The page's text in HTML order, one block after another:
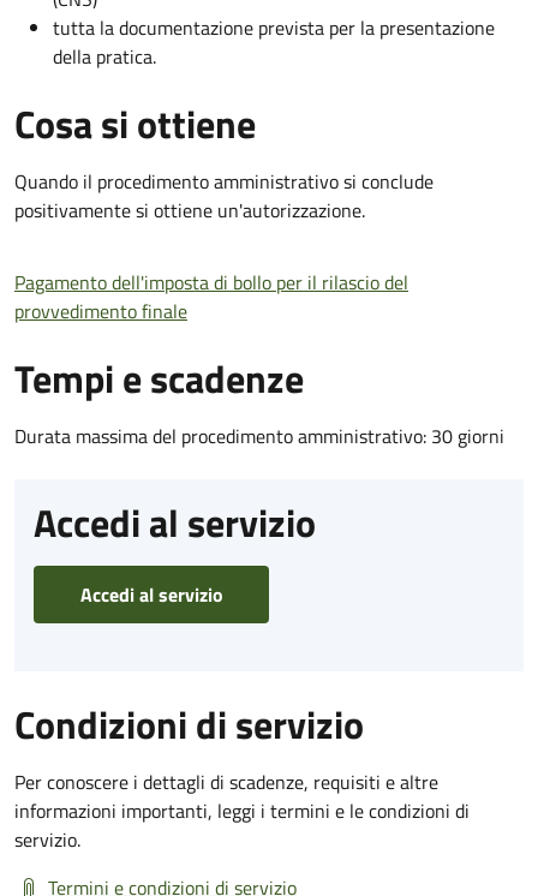
tutta la documentazione prevista per la presentazione
della pratica.
Cosa si ottiene
Quando il procedimento amministrativo si conclude
positivamente si ottiene un'autorizzazione.
Pagamento dell'imposta di bollo per il rilascio del
provvedimento finale
Tempi e scadenze
Durata massima del procedimento amministrativo: 30 giorni
Accedi al servizio
Accedi al servizio
Condizioni di servizio
Per conoscere i dettagli di scadenze, requisiti e altre
informazioni importanti, leggi i termini e le condizioni di
servizio.
Termini e condizioni di servizio